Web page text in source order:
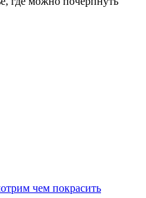
чем покрасить